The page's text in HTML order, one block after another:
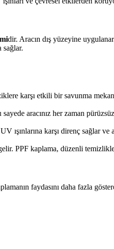
dir. Aracın dış yüzeyine
sağlar.
karşı etkili bir savunma
sayede aracınız her zaman
ışınlarına karşı direnç sağlar
PPF kaplama, düzenli
faydasını daha fazla